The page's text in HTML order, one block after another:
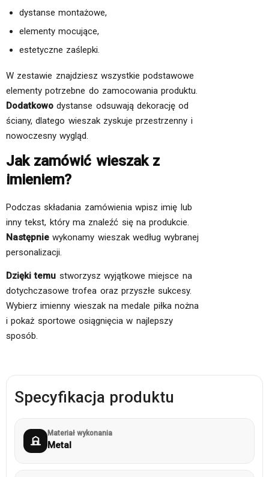
dystanse montażowe,
elementy mocujące,
estetyczne zaślepki.
W zestawie znajdziesz wszystkie podstawowe
elementy potrzebne do zamocowania produktu.
Dodatkowo dystanse odsuwają dekorację od
ściany, dlatego wieszak zyskuje przestrzenny i
nowoczesny wygląd.
Jak zamówić wieszak z
imieniem?
Podczas składania zamówienia wpisz imię lub
inny tekst, który ma znaleźć się na produkcie.
Następnie wykonamy wieszak według wybranej
personalizacji.
Dzięki temu stworzysz wyjątkowe miejsce na
dotychczasowe trofea oraz przyszłe sukcesy.
Wybierz imienny wieszak na medale piłka nożna
i pokaż sportowe osiągnięcia w najlepszy
sposób.
Specyfikacja produktu
Materiał wykonania
Metal